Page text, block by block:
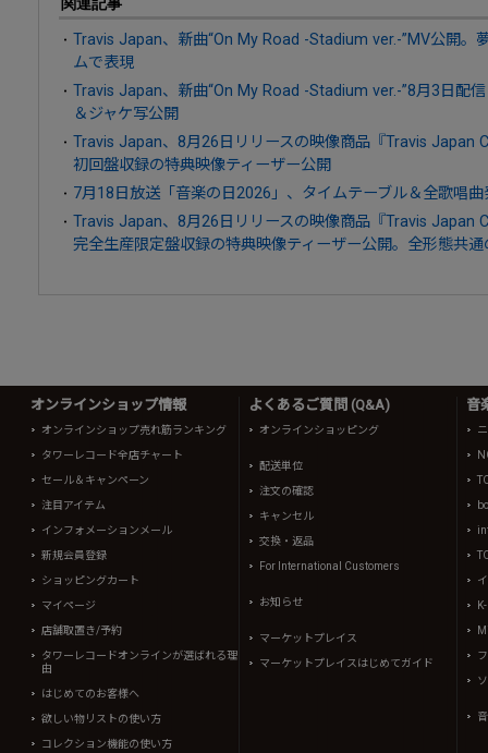
Travis Japan、新曲“On My Road -Stadium ver.-”MV公開。
ムで表現
Travis Japan、新曲“On My Road -Stadium ver.-”8月3日配
＆ジャケ写公開
Travis Japan、8月26日リリースの映像商品『Travis Japan
初回盤収録の特典映像ティーザー公開
7月18日放送「音楽の日2026」、タイムテーブル＆全歌唱曲
Travis Japan、8月26日リリースの映像商品『Travis Japan
完全生産限定盤収録の特典映像ティーザー公開。全形態共
オンラインショップ情報
オンラインショップ売れ筋ランキング
タワーレコード全店チャート
セール＆キャンペーン
注目アイテム
インフォメーションメール
新規会員登録
ショッピングカート
マイページ
店舗取置き/予約
タワーレコードオンラインが選ばれる理
由
はじめてのお客様へ
欲しい物リストの使い方
コレクション機能の使い方
よくあるご質問 (Q&A)
オンラインショッピング
配送単位
注文の確認
キャンセル
交換・返品
For International Customers
お知らせ
マーケットプレイス
マーケットプレイスはじめてガイド
音